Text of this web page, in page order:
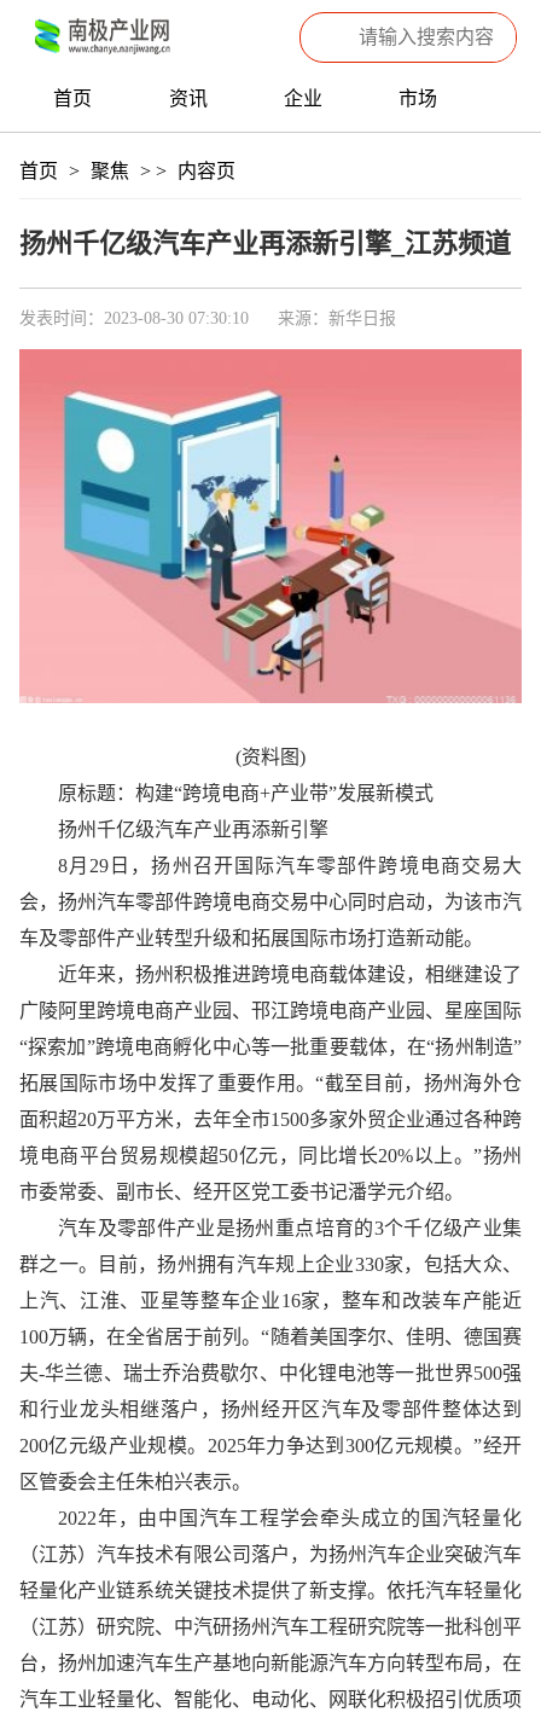
首页 资讯 企业 市场
首页 > 聚焦 > > 内容页
扬州千亿级汽车产业再添新引擎_江苏频道
发表时间：2023-08-30 07:30:10 来源：新华日报
(资料图)
原标题：构建“跨境电商+产业带”发展新模式
扬州千亿级汽车产业再添新引擎
8月29日，扬州召开国际汽车零部件跨境电商交易大
会，扬州汽车零部件跨境电商交易中心同时启动，为该市汽
车及零部件产业转型升级和拓展国际市场打造新动能。
近年来，扬州积极推进跨境电商载体建设，相继建设了
广陵阿里跨境电商产业园、邗江跨境电商产业园、星座国际
“探索加”跨境电商孵化中心等一批重要载体，在“扬州制造”
拓展国际市场中发挥了重要作用。“截至目前，扬州海外仓
面积超20万平方米，去年全市1500多家外贸企业通过各种跨
境电商平台贸易规模超50亿元，同比增长20%以上。”扬州
市委常委、副市长、经开区党工委书记潘学元介绍。
汽车及零部件产业是扬州重点培育的3个千亿级产业集
群之一。目前，扬州拥有汽车规上企业330家，包括大众、
上汽、江淮、亚星等整车企业16家，整车和改装车产能近
100万辆，在全省居于前列。“随着美国李尔、佳明、德国赛
夫-华兰德、瑞士乔治费歇尔、中化锂电池等一批世界500强
和行业龙头相继落户，扬州经开区汽车及零部件整体达到
200亿元级产业规模。2025年力争达到300亿元规模。”经开
区管委会主任朱柏兴表示。
2022年，由中国汽车工程学会牵头成立的国汽轻量化
（江苏）汽车技术有限公司落户，为扬州汽车企业突破汽车
轻量化产业链系统关键技术提供了新支撑。依托汽车轻量化
（江苏）研究院、中汽研扬州汽车工程研究院等一批科创平
台，扬州加速汽车生产基地向新能源汽车方向转型布局，在
汽车工业轻量化、智能化、电动化、网联化积极招引优质项